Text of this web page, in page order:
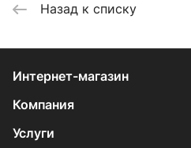
Назад к списку
Интернет-магазин
Компания
Услуги